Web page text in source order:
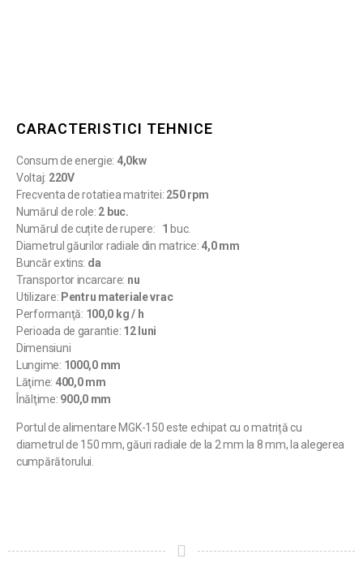
CARACTERISTICI TEHNICE
Consum de energie: 4,0kw
Voltaj: 220V
Frecventa de rotatiea matritei: 250 rpm
Numărul de role: 2 buc.
Numărul de cuțite de rupere: 1 buc.
Diametrul găurilor radiale din matrice: 4,0 mm
Buncăr extins: da
Transportor incarcare: nu
Utilizare: Pentru materiale vrac
Performanţă: 100,0 kg / h
Perioada de garantie: 12 luni
Dimensiuni
Lungime: 1000,0 mm
Lăţime: 400,0 mm
Înălţime: 900,0 mm
Portul de alimentare MGK-150 este echipat cu o matriță cu
diametrul de 150 mm, găuri radiale de la 2 mm la 8 mm, la alegerea
cumpărătorului.